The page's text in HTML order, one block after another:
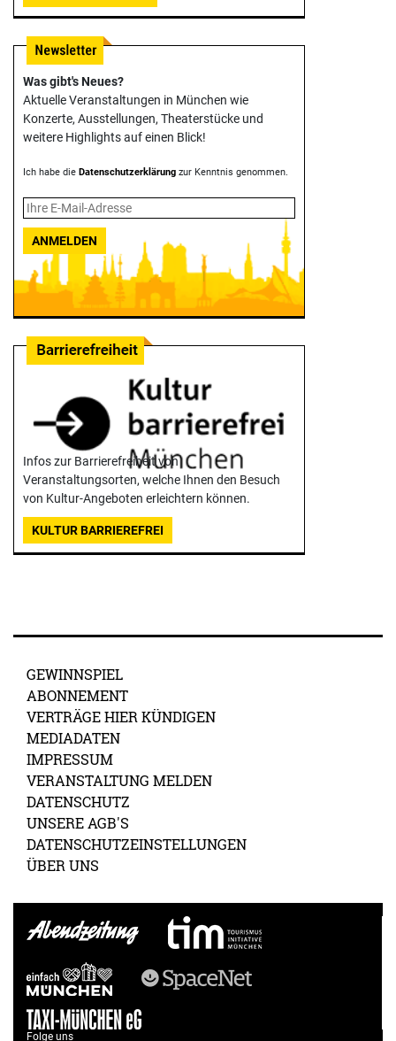
Was gibt's Neues?
Aktuelle Veranstaltungen in München wie
Konzerte, Ausstellungen, Theater­stücke und
weitere Highlights auf einen Blick!
Ich habe die Datenschutzerklärung zur Kenntnis genommen.
ANMELDEN
Infos zur Barrierefreiheit von
Veranstaltungsorten, welche Ihnen den Besuch
von Kultur-Angeboten erleichtern können.
KULTUR BARRIEREFREI
GEWINNSPIEL
ABONNEMENT
VERTRÄGE HIER KÜNDIGEN
MEDIADATEN
IMPRESSUM
VERANSTALTUNG MELDEN
DATENSCHUTZ
UNSERE AGB'S
DATENSCHUTZEINSTELLUNGEN
ÜBER UNS
Folge uns